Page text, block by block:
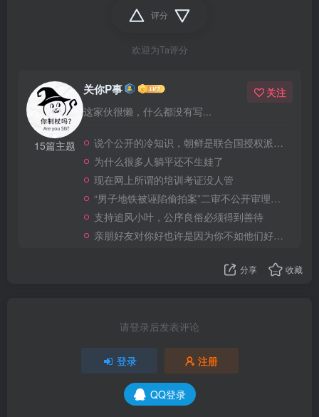
评分
欢迎为Ta评分
15篇主题
关你P事
这家伙很懒，什么都没有写...
关注
说个公开的冷知识，朝鲜是联合国授权派兵的
为什么很多人躺平还不生娃了
现在网上所谓的培训考证没人管
“男子地铁被诬陷偷拍案”二审不公开审理，偏袒女拳做到如此恶心地步也是开眼了
支持追风小叶，公序良俗必须得到善待
亲朋好友对你好也许是因为你不如他们好，他们需要发挥同情心自我满足，实际上是很恶毒的！
分享 收藏
请登录后发表评论
登录 注册
QQ登录